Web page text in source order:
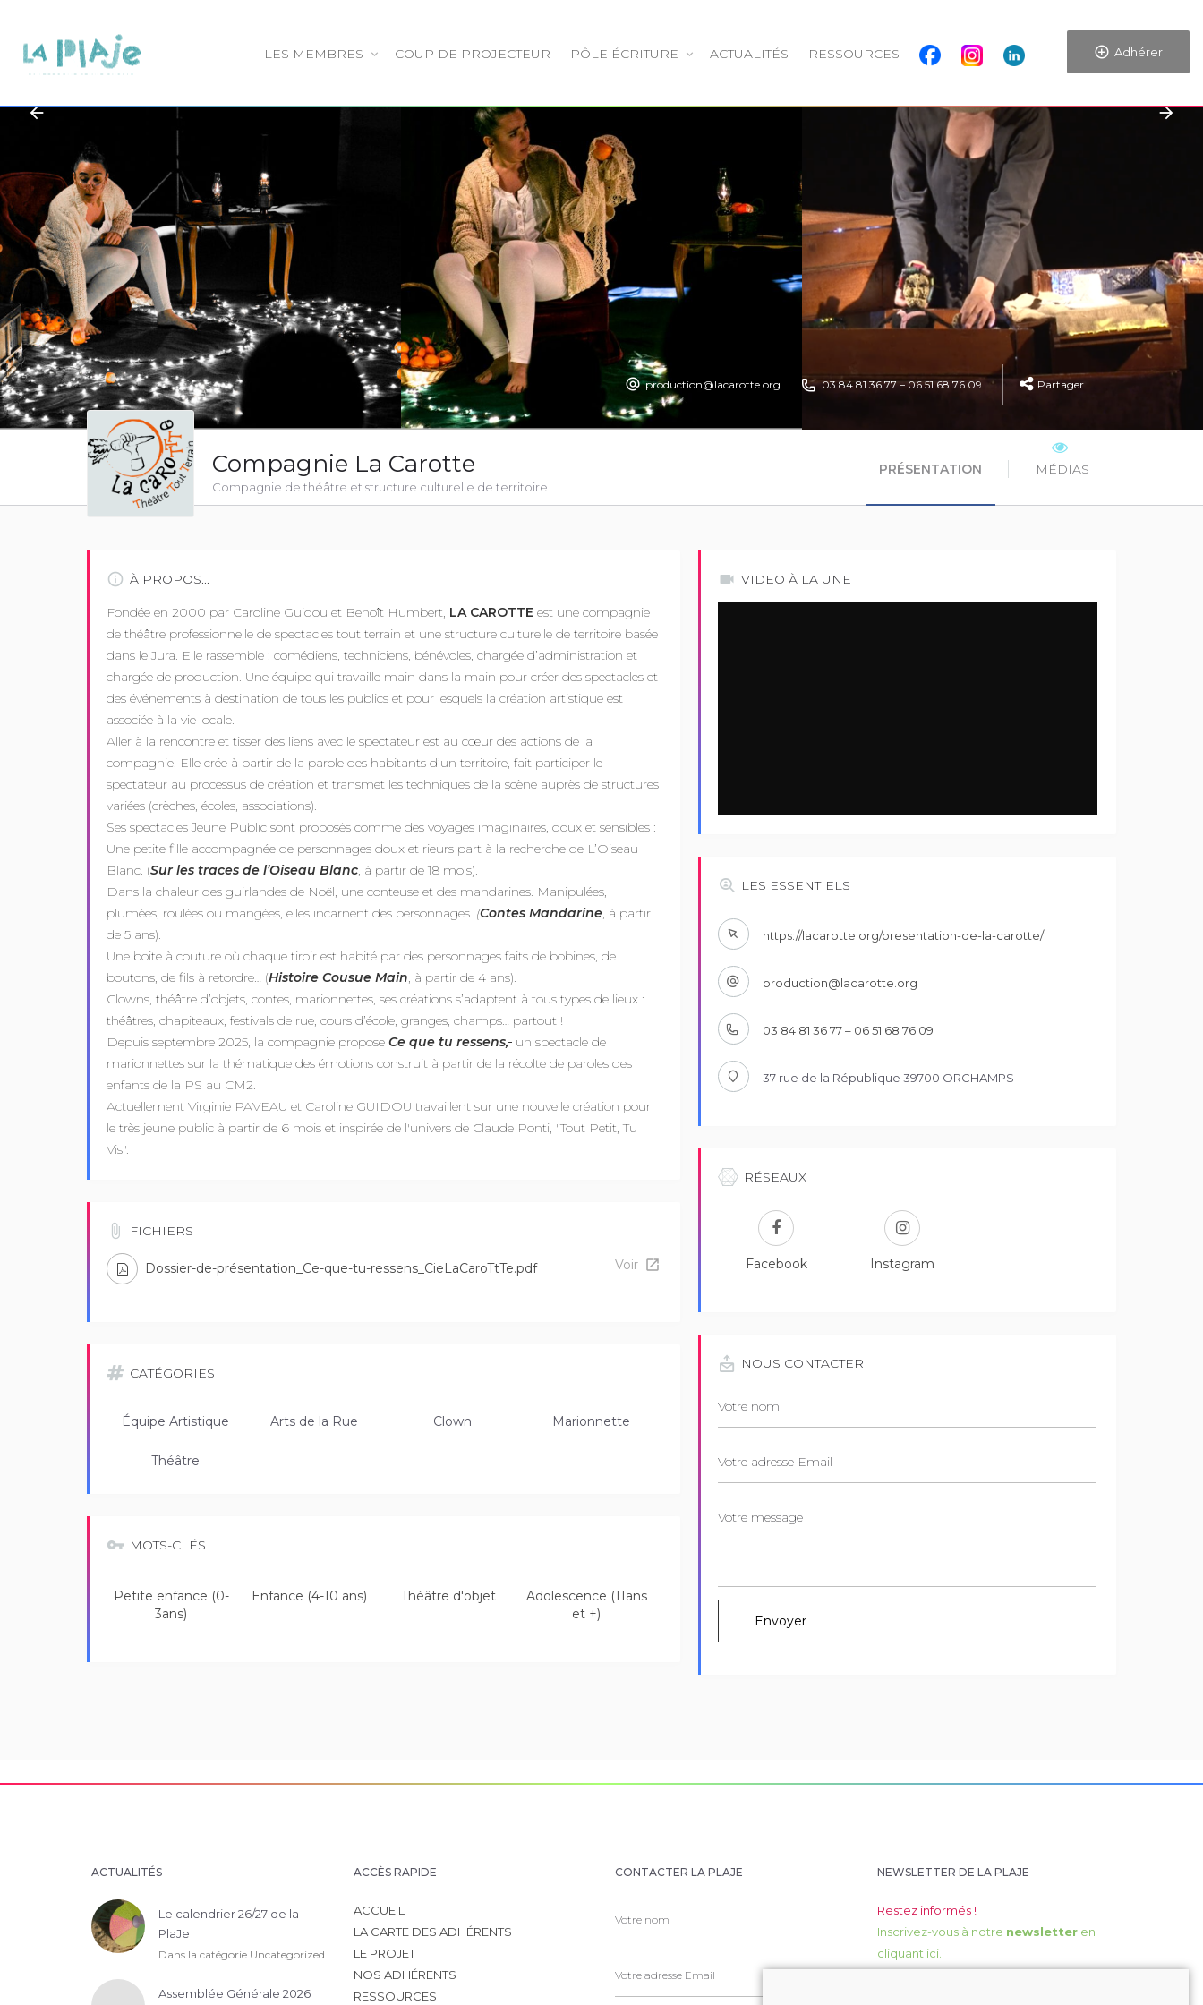
Adhérer
LES MEMBRES COUP DE PROJECTEUR PÔLE ÉCRITURE ACTUALITÉS RESSOURCES
production@lacarotte.org 03 84 81 36 77 – 06 51 68 76 09 Partager
Compagnie La Carotte
Compagnie de théâtre et structure culturelle de territoire
PRÉSENTATION MÉDIAS
À PROPOS...
Fondée en 2000 par Caroline Guidou et Benoît Humbert, LA CAROTTE est une compagnie
de théâtre professionnelle de spectacles tout terrain et une structure culturelle de territoire basée
dans le Jura. Elle rassemble : comédiens, techniciens, bénévoles, chargée d’administration et
chargée de production. Une équipe qui travaille main dans la main pour créer des spectacles et
des événements à destination de tous les publics et pour lesquels la création artistique est
associée à la vie locale.
Aller à la rencontre et tisser des liens avec le spectateur est au cœur des actions de la
compagnie. Elle crée à partir de la parole des habitants d’un territoire, fait participer le
spectateur au processus de création et transmet les techniques de la scène auprès de structures
variées (crèches, écoles, associations).
Ses spectacles Jeune Public sont proposés comme des voyages imaginaires, doux et sensibles :
Une petite fille accompagnée de personnages doux et rieurs part à la recherche de L’Oiseau
Blanc. (Sur les traces de l’Oiseau Blanc, à partir de 18 mois).
Dans la chaleur des guirlandes de Noël, une conteuse et des mandarines. Manipulées,
plumées, roulées ou mangées, elles incarnent des personnages. (Contes Mandarine, à partir
de 5 ans).
Une boite à couture où chaque tiroir est habité par des personnages faits de bobines, de
boutons, de fils à retordre… (Histoire Cousue Main, à partir de 4 ans).
Clowns, théâtre d’objets, contes, marionnettes, ses créations s’adaptent à tous types de lieux :
théâtres, chapiteaux, festivals de rue, cours d’école, granges, champs… partout !
Depuis septembre 2025, la compagnie propose Ce que tu ressens, un spectacle de
marionnettes sur la thématique des émotions construit à partir de la récolte de paroles des
enfants de la PS au CM2.
Actuellement Virginie PAVEAU et Caroline GUIDOU travaillent sur une nouvelle création pour
le très jeune public à partir de 6 mois et inspirée de l'univers de Claude Ponti, "Tout Petit, Tu
Vis".
FICHIERS
Dossier-de-présentation_Ce-que-tu-ressens_CieLaCaroTtTe.pdf Voir
CATÉGORIES
Équipe Artistique Arts de la Rue Clown Marionnette
Théâtre
MOTS-CLÉS
Petite enfance (0-
3ans)
Enfance (4-10 ans) Théâtre d'objet
Adolescence (11ans
et +)
VIDEO À LA UNE
LES ESSENTIELS
https://lacarotte.org/presentation-de-la-carotte/
production@lacarotte.org
03 84 81 36 77 – 06 51 68 76 09
37 rue de la République 39700 ORCHAMPS
RÉSEAUX
Facebook Instagram
NOUS CONTACTER
ACTUALITÉS
Le calendrier 26/27 de la
PlaJe
Dans la catégorie Uncategorized
Assemblée Générale 2026
ACCÈS RAPIDE
ACCUEIL
LA CARTE DES ADHÉRENTS
LE PROJET
NOS ADHÉRENTS
RESSOURCES
CONTACTER LA PLAJE NEWSLETTER DE LA PLAJE
Restez informés !
Inscrivez-vous à notre newsletteren
cliquant ici.